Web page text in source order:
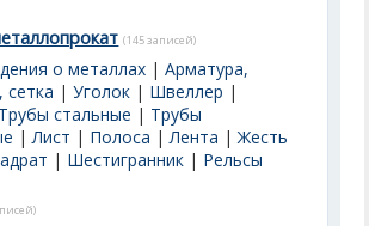
(145 записей)
о металлах |Арматура,
сетка |Уголок | Швеллер |
Трубы стальные | Трубы
|Лист | Полоса |Лента |Жесть
| Шестигранник | Рельсы